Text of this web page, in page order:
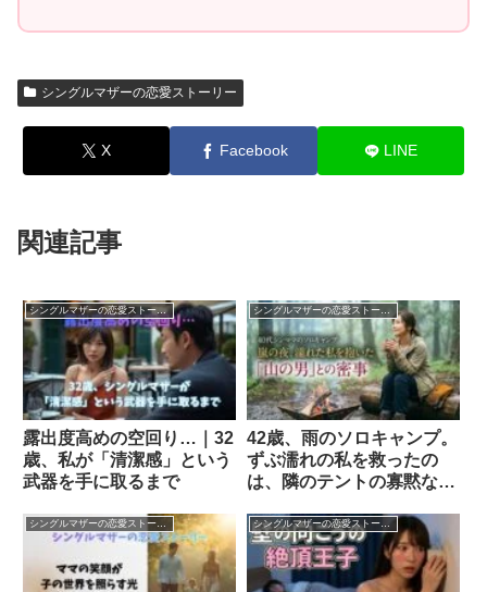
シングルマザーの恋愛ストーリー
X Facebook LINE
関連記事
シングルマザーの恋愛ストーリー
露出度高めの空回り…｜32
歳、私が「清潔感」という
武器を手に取るまで
シングルマザーの恋愛ストーリー
42歳、雨のソロキャンプ。
ずぶ濡れの私を救ったの
は、隣のテントの寡黙な
シングルマザーの恋愛ストーリー シングルマザーの恋愛ストーリー